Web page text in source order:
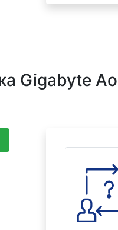
Gigabyte